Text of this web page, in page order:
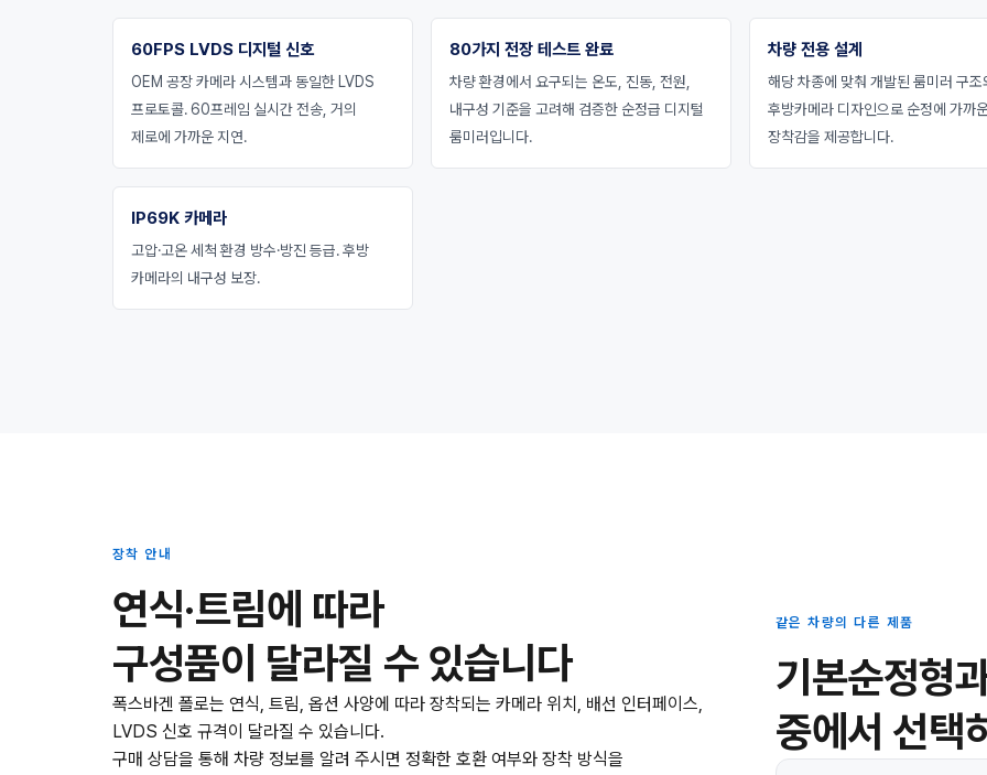
60FPS LVDS 디지털 신호
OEM 공장 카메라 시스템과 동일한 LVDS
프로토콜. 60프레임 실시간 전송, 거의
제로에 가까운 지연.
80가지 전장 테스트 완료
차량 환경에서 요구되는 온도, 진동, 전원,
내구성 기준을 고려해 검증한 순정급 디지털
룸미러입니다.
차량 전용 설계
해당 차종에 맞춰 개발된 룸미러 구조
후방카메라 디자인으로 순정에 가까
장착감을 제공합니다.
IP69K 카메라
고압·고온 세척 환경 방수·방진 등급. 후방
카메라의 내구성 보장.
장착 안내
연식·트림에 따라
구성품이 달라질 수 있습니다
폭스바겐 폴로는 연식, 트림, 옵션 사양에 따라 장착되는 카메라 위치, 배선 인터페이스,
LVDS 신호 규격이 달라질 수 있습니다.
구매 상담을 통해 차량 정보를 알려 주시면 정확한 호환 여부와 장착 방식을
같은 차량의 다른 제품
기본순정형
중에서 선택